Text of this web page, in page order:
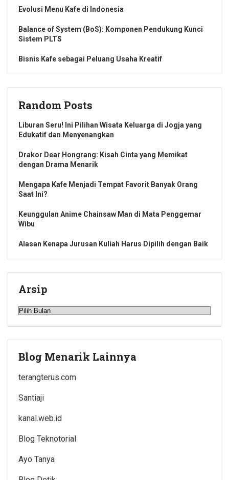
Evolusi Menu Kafe di Indonesia
Balance of System (BoS): Komponen Pendukung Kunci
Sistem PLTS
Bisnis Kafe sebagai Peluang Usaha Kreatif
Random Posts
Liburan Seru! Ini Pilihan Wisata Keluarga di Jogja yang
Edukatif dan Menyenangkan
Drakor Dear Hongrang: Kisah Cinta yang Memikat
dengan Drama Menarik
Mengapa Kafe Menjadi Tempat Favorit Banyak Orang
Saat Ini?
Keunggulan Anime Chainsaw Man di Mata Penggemar
Wibu
Alasan Kenapa Jurusan Kuliah Harus Dipilih dengan Baik
Arsip
Arsip
Blog Menarik Lainnya
terangterus.com
Santiaji
kanal.web.id
Blog Teknotorial
Ayo Tanya